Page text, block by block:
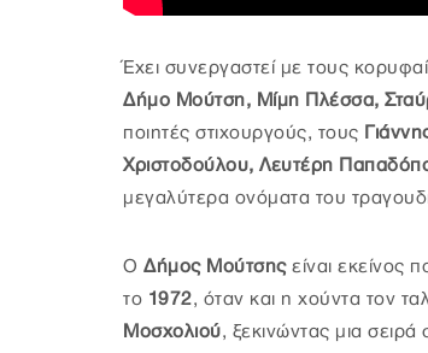
Έχει συνεργαστεί με τους
Δήμο Μούτση, Μίμη Πλέσσα,
ποιητές στιχουργούς, τους
Χριστοδούλου, Λευτέρη
μεγαλύτερα ονόματα του
Ο Δήμος Μούτσηςείναι εκείνος
το 1972, όταν και η χούντα τον
Μοσχολιού, ξεκινώντας μια